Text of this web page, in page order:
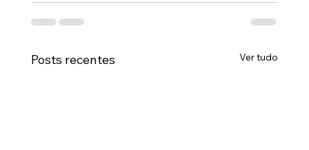
Posts recentes Ver tudo